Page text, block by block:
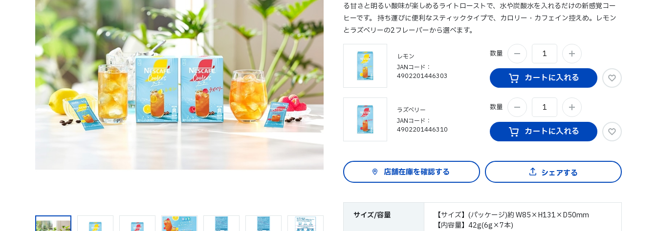
る甘さと明るい酸味が楽しめるライトローストで、水や炭酸水を入れるだけの新感覚コー
ヒーです。 持ち運びに便利なスティックタイプで、カロリー・カフェイン控えめ。レモン
とラズベリーの2フレーバーから選べます。
レモン
JANコード
4902201446303
数量
カートに入れる
ラズベリー
JANコード
4902201446310
数量
カートに入れる
シェアする
サイズ/容量
【サイズ】(パッケージ)約 W85×H131×D50mm
【内容量】42g(6g×7本)